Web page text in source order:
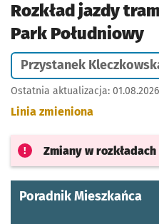
Rozkład jazdy
Park Południowy
Przystanek
Ostatnia aktualizacja: 01.08.2026
Linia zmieniona
Zmiany w rozkładach
Poradnik Mieszkańca